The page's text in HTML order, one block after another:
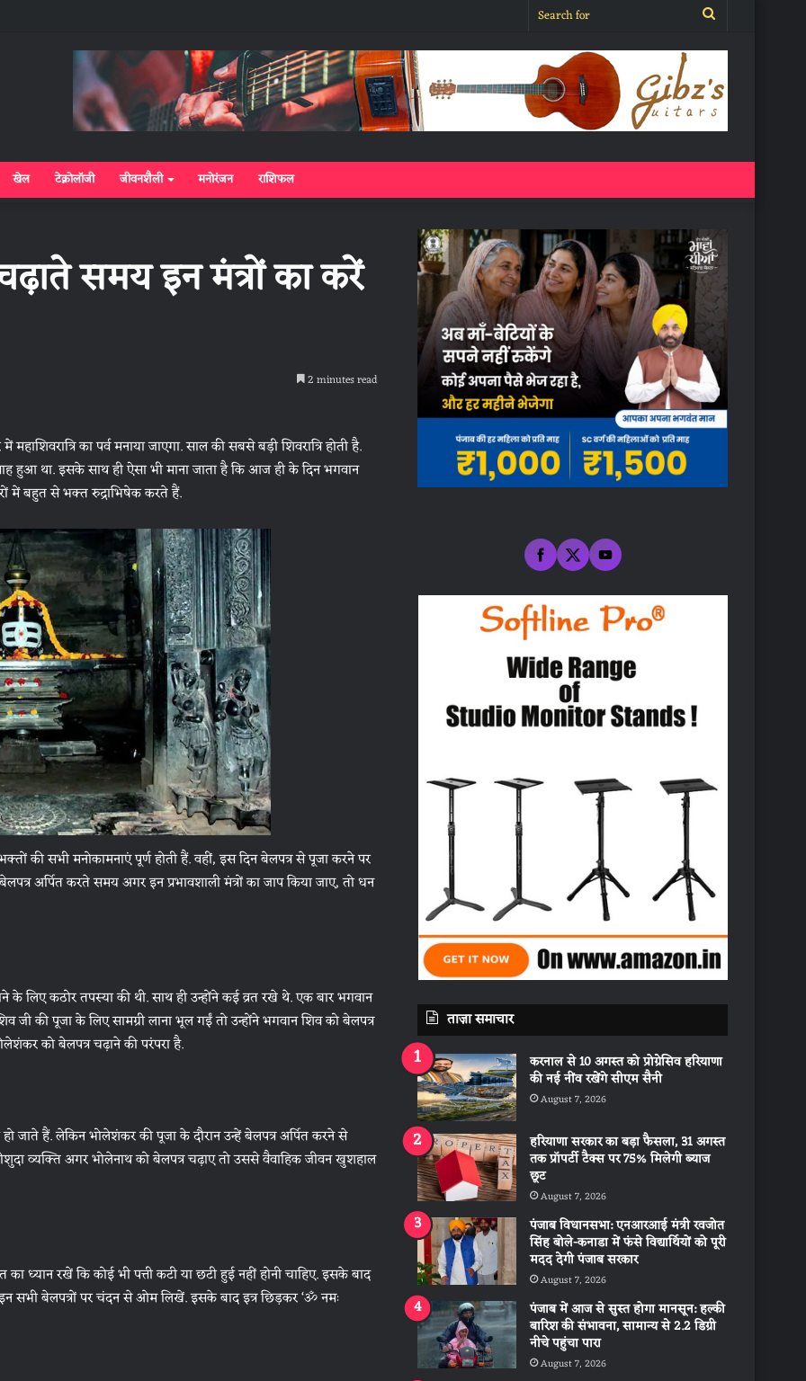
Search
for
खेल टेक्नोलॉजी जीवनशैली मनोरंजन राशिफल
समय इन मंत्रों का करें
2 minutes read
का पर्व मनाया जाएगा. साल की सबसे बड़ी शिवरात्रि होती है.
हुआ था. इसके साथ ही ऐसा भी माना जाता है कि आज ही के दिन भगवान
में बहुत से भक्त रुद्राभिषेक करते हैं.
की सभी मनोकामनाएं पूर्ण होती हैं. वहीं, इस दिन बेलपत्र से पूजा करने पर
अर्पित करते समय अगर इन प्रभावशाली मंत्रों का जाप किया जाए, तो धन
के लिए कठोर तपस्या की थी. साथ ही उन्होंने कई व्रत रखे थे. एक बार भगवान
जी की पूजा के लिए सामग्री लाना भूल गईं तो उन्होंने भगवान शिव को बेलपत्र
को बेलपत्र चढ़ाने की परंपरा है.
जाते हैं. लेकिन भोलेशंकर की पूजा के दौरान उन्हें बेलपत्र अर्पित करने से
व्यक्ति अगर भोलेनाथ को बेलपत्र चढ़ाए तो उससे वैवाहिक जीवन खुशहाल
का ध्यान रखें कि कोई भी पत्ती कटी या छटी हुई नहीं होनी चाहिए. इसके बाद
सभी बेलपत्रों पर चंदन से ओम लिखें. इसके बाद इत्र छिड़कर ‘ॐ नमः
ताज़ा समाचार
करनाल से 10 अगस्त को प्रोग्रेसिव हरियाणा
की नई नींव रखेंगे सीएम सैनी
August 7, 2026
हरियाणा सरकार का बड़ा फैसला, 31 अगस्त
तक प्रॉपर्टी टैक्स पर 75% मिलेगी ब्याज
छूट
August 7, 2026
पंजाब विधानसभा: एनआरआई मंत्री रवजोत
सिंह बोले-कनाडा में फंसे विद्यार्थियों को पूरी
मदद देगी पंजाब सरकार
August 7, 2026
पंजाब में आज से सुस्त होगा मानसून: हल्की
बारिश की संभावना, सामान्य से 2.2 डिग्री
नीचे पहुंचा पारा
August 7, 2026